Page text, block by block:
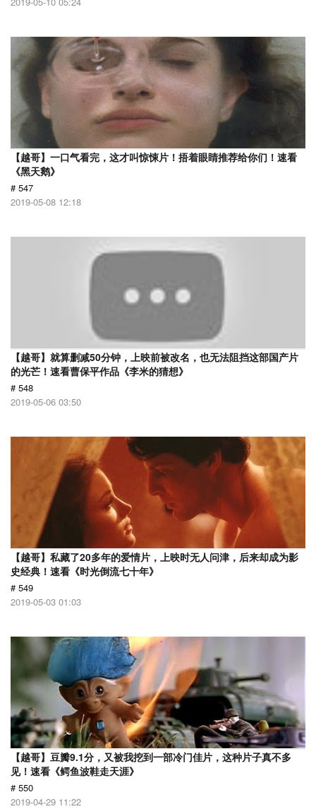
【越哥】一口气看完，这才叫惊悚片！捂着眼睛推荐给你们！速看
《黑天鹅》
# 547
2019-05-08 12:18
【越哥】就算删减50分钟，上映前被改名，也无法阻挡这部国产片
的光芒！速看曹保平作品《李米的猜想》
# 548
2019-05-06 03:50
【越哥】私藏了20多年的爱情片，上映时无人问津，后来却成为影
史经典！速看《时光倒流七十年》
# 549
2019-05-03 01:03
【越哥】豆瓣9.1分，又被我挖到一部冷门佳片，这种片子真不多
见！速看《鳄鱼波鞋走天涯》
# 550
2019-04-29 11:22